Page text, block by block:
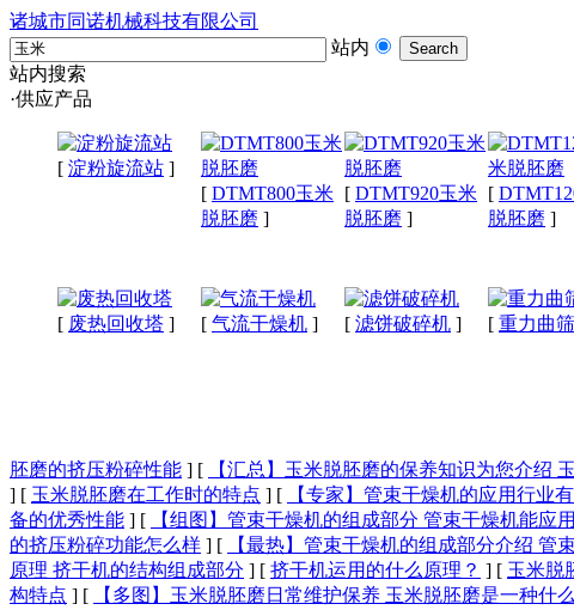
诸城市同诺机械科技有限公司
站内
站内搜索
·供应产品
[ 淀粉旋流站 ]
[ DTMT800玉米
脱胚磨 ]
[ DTMT920玉米
脱胚磨 ]
[
脱胚磨 ]
[ 废热回收塔 ] [ 气流干燥机 ] [ 滤饼破碎机 ] [ 重力曲筛
胚磨的挤压粉碎性能 ] [ 【汇总】玉米脱胚磨的保养知识为您介绍
] [ 玉米脱胚磨在工作时的特点 ] [ 【专家】管束干燥机的应用行业
备的优秀性能 ] [ 【组图】管束干燥机的组成部分 管束干燥机能应
的挤压粉碎功能怎么样 ] [ 【最热】管束干燥机的组成部分介绍 管
原理 挤干机的结构组成部分 ] [ 挤干机运用的什么原理？ ] [ 玉米脱
构特点 ] [ 【多图】玉米脱胚磨日常维护保养 玉米脱胚磨是一种什